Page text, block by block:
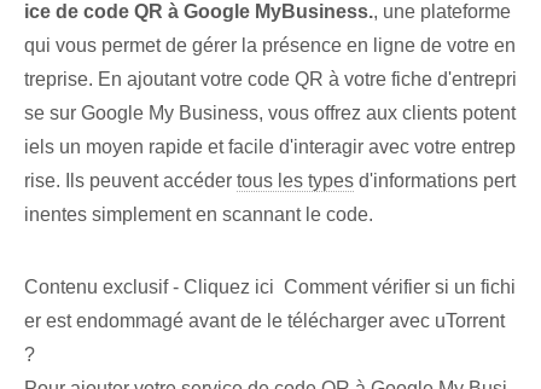
ice de code QR à Google MyBusiness., une plateforme​
qui vous permet de gérer la présence en ligne de votre en
treprise. En ajoutant votre code QR à votre fiche d'entrepri
se sur Google My Business, vous offrez aux clients potent
iels un moyen rapide et facile d'interagir avec votre entrep
rise. Ils peuvent accéder tous les types d'informations pert
inentes simplement en scannant le ⁤code.
Contenu exclusif - Cliquez ici Comment vérifier si un fichi
er est endommagé avant de le télécharger avec uTorrent
?